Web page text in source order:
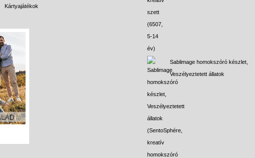
Kártyajátékok
Sablimage homokszóró készlet,
Veszélyeztetett állatok